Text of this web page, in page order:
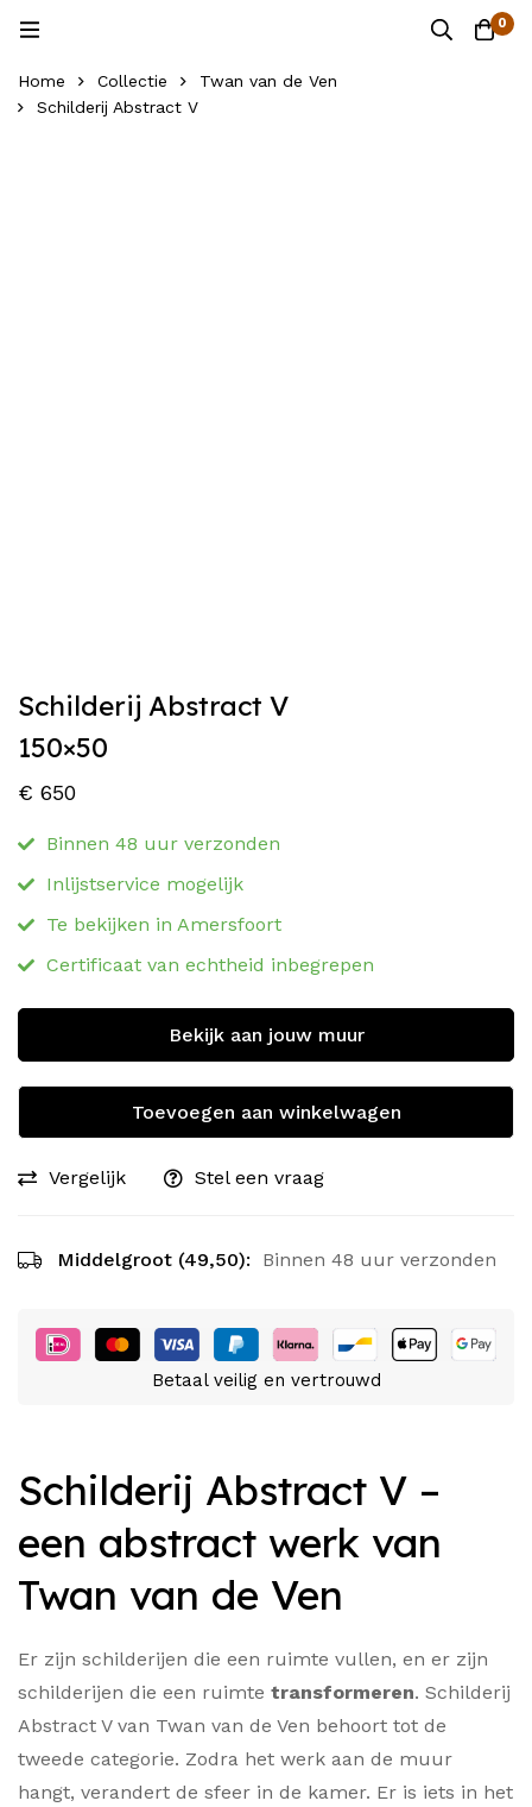
0
Home Collectie
Twan van de Ven
Schilderij Abstract V
Schilderij Abstract V
150×50
€ 650
Binnen 48 uur verzonden
Inlijstservice mogelijk
Te bekijken in Amersfoort
Certificaat van echtheid inbegrepen
Bekijk aan jouw muur
Toevoegen aan winkelwagen
Vergelijk Stel een vraag
Middelgroot (49,50): Binnen 48 uur verzonden
Betaal veilig en vertrouwd
Schilderij Abstract V –
een abstract werk van
Twan van de Ven
Er zijn schilderijen die een ruimte vullen, en er zijn
schilderijen die een ruimte transformeren. Schilderij
Abstract V van Twan van de Ven behoort tot de
tweede categorie. Zodra het werk aan de muur
hangt, verandert de sfeer in de kamer. Er is iets in het